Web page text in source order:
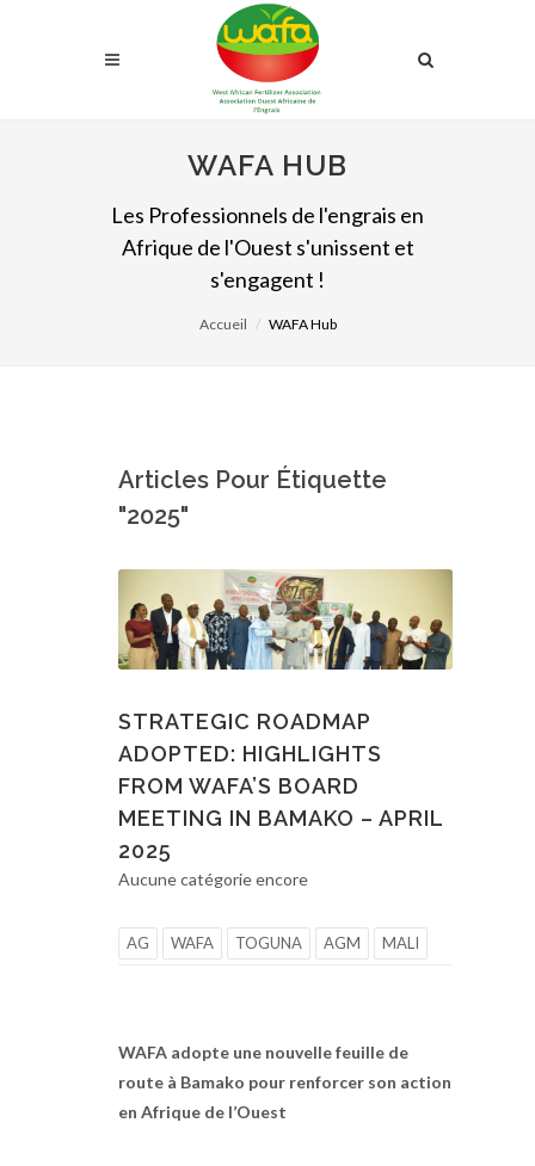
WAFA HUB
Les Professionnels de l'engrais en
Afrique de l'Ouest s'unissent et
s'engagent !
Accueil WAFA Hub
Articles Pour Étiquette
"2025"
STRATEGIC ROADMAP
ADOPTED: HIGHLIGHTS
FROM WAFA’S BOARD
MEETING IN BAMAKO – APRIL
2025
Aucune catégorie encore
AG WAFA TOGUNA AGM MALI
WAFA adopte une nouvelle feuille de
route à Bamako pour renforcer son action
en Afrique de l’Ouest